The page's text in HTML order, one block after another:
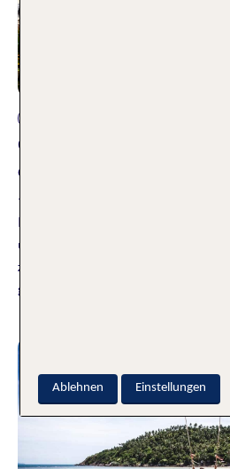
Green & Fair Hotels –
der Ferne
14.12.2022
Ihr wollt Urlaub machen, aber
unsere TOP 5 Hotels in beliebten
zertifiziert und mit dem „Green &
gekennzeichnet.
Ablehnen Einstellungen